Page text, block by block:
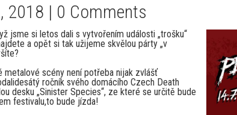
2018 | 0 Comments
jsme si letos dali s vytvořením události „trošku“
a opět si tak užijeme skvělou párty „v
metalové scény není potřeba nijak zvlášť
ročník svého domácího Czech Death
desku „Sinister Species“, ze které se určitě bude
festivalu,to bude jízda!